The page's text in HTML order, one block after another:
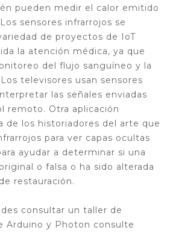
pueden medir el calor emitido
sensores infrarrojos se
de proyectos de IoT
la atención médica, ya que
del flujo sanguíneo y la
televisores usan sensores
las señales enviadas
remoto. Otra aplicación
de los historiadores del arte que
para ver capas ocultas
ayudar a determinar si una
o falsa o ha sido alterada
restauración.
consultar un taller de
Arduino y Photon consulte